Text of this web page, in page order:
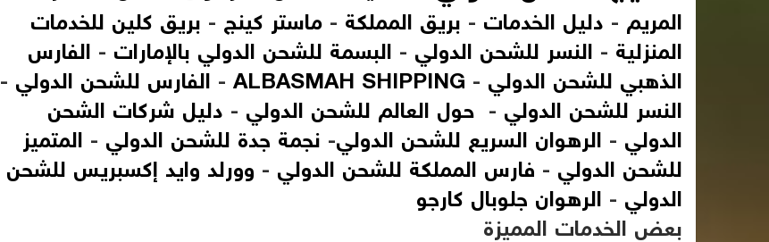
المريم - دليل الخدمات - بريق المملكة - ماستر كينج - بريق كلين للخدمات
المنزلية - النسر للشحن الدولي - البسمة للشحن الدولي بالإمارات - الفارس
الذهبي للشحن الدولي -
ALBASMAH SHIPPING
- الفارس للشحن الدولي -
النسر للشحن الدولي - حول العالم للشحن الدولي - دليل شركات الشحن
الدولي - الرهوان السريع للشحن الدولي- نجمة جدة للشحن الدولي - المتميز
للشحن الدولي - فارس المملكة للشحن الدولي - وورلد وايد إكسبريس للشحن
الدولي - الرهوان جلوبال كارجو
بعض الخدمات المميزة